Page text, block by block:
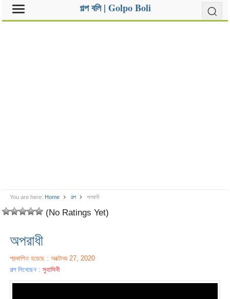
গল্প বলি | Golpo Boli
You are here: Home গল্প অপরাধী
(No Ratings Yet)
অপরাধী
প্রকাশিত হয়েছে : অক্টোবর 27, 2020
গল্প লিখেছেন :সুহাসিনী